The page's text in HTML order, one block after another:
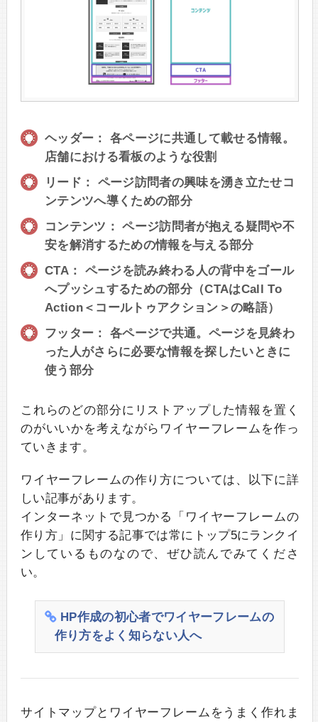
ヘッダー： 各ページに共通して載せる情報。
店舗における看板のような役割
リード： ページ訪問者の興味を湧き立たせコ
ンテンツへ導くための部分
コンテンツ： ページ訪問者が抱える疑問や不
安を解消するための情報を与える部分
CTA： ページを読み終わる人の背中をゴール
へプッシュするための部分（CTAはCall To
Action＜コールトゥアクション＞の略語）
フッター： 各ページで共通。ページを見終わ
った人がさらに必要な情報を探したいときに
使う部分
これらのどの部分にリストアップした情報を置く
のがいいかを考えながらワイヤーフレームを作っ
ていきます。
ワイヤーフレームの作り方については、以下に詳
しい記事があります。
インターネットで見つかる「ワイヤーフレームの
作り方」に関する記事では常にトップ5にランクイ
ンしているものなので、ぜひ読んでみてくださ
い。
HP作成の初心者でワイヤーフレームの
作り方をよく知らない人へ
サイトマップとワイヤーフレームをうまく作れま